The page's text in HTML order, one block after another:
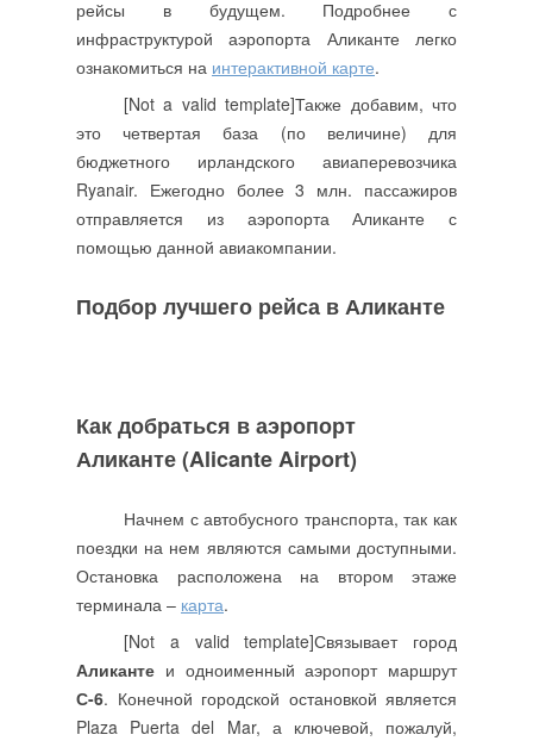
рейсы в будущем. Подробнее с
инфраструктурой аэропорта Аликанте легко
ознакомиться на интерактивной карте.
[Not a valid template]Также добавим, что
это четвертая база (по величине) для
бюджетного ирландского авиаперевозчика
Ryanair. Ежегодно более 3 млн. пассажиров
отправляется из аэропорта Аликанте с
помощью данной авиакомпании.
Подбор лучшего рейса в Аликанте
Как добраться в аэропорт
Аликанте (Alicante Airport)
Начнем с автобусного транспорта, так как
поездки на нем являются самыми доступными.
Остановка расположена на втором этаже
терминала – карта.
[Not a valid template]Связывает город
Аликанте и одноименный аэропорт маршрут
С-6. Конечной городской остановкой является
Plaza Puerta del Mar, а ключевой, пожалуй,